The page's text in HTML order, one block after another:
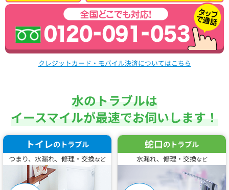
クレジットカード・モバイル決済についてはこちら
水のトラブルは
イースマイルが最速でお伺いします！
トイレのトラブル
つまり、水漏れ、修理・交換など
蛇口のトラブル
水漏れ、修理・交換など